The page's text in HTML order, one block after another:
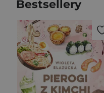
Bestsellery